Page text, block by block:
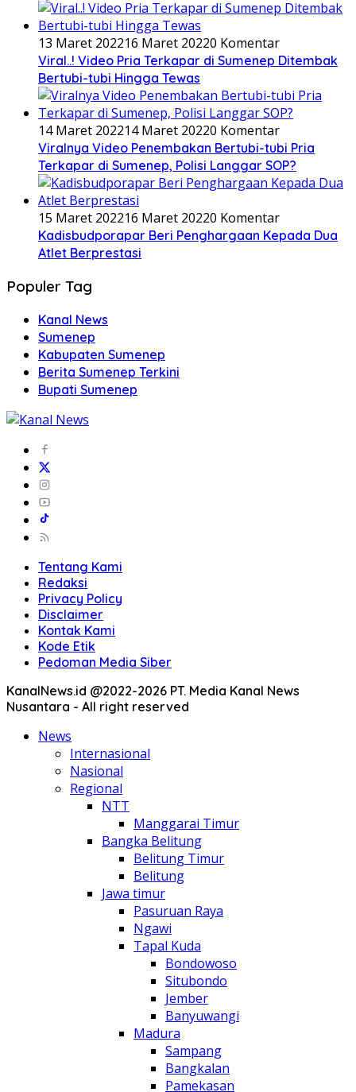
13 Maret 202216 Maret 20220 Komentar
Viral..! Video Pria Terkapar di Sumenep Ditembak
Bertubi-tubi Hingga Tewas
14 Maret 202214 Maret 20220 Komentar
Viralnya Video Penembakan Bertubi-tubi Pria
Terkapar di Sumenep, Polisi Langgar SOP?
15 Maret 202216 Maret 20220 Komentar
Kadisbudporapar Beri Penghargaan Kepada Dua
Atlet Berprestasi
Populer Tag
Kanal News
Sumenep
Kabupaten Sumenep
Berita Sumenep Terkini
Bupati Sumenep
Tentang Kami
Redaksi
Privacy Policy
Disclaimer
Kontak Kami
Kode Etik
Pedoman Media Siber
KanalNews.id @2022-2026 PT. Media Kanal News
Nusantara - All right reserved
News
Internasional
Nasional
Regional
NTT
Manggarai Timur
Bangka Belitung
Belitung Timur
Belitung
Jawa timur
Pasuruan Raya
Ngawi
Tapal Kuda
Bondowoso
Situbondo
Jember
Banyuwangi
Madura
Sampang
Bangkalan
Pamekasan